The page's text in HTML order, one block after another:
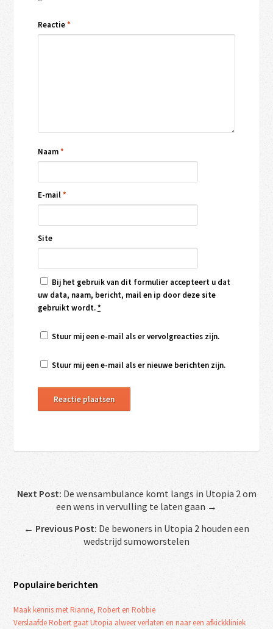
Reactie*
Naam*
E-mail*
Site
Bij het gebruik van dit formulier accepteert u dat
uw data, naam, bericht, mail en ip door deze site
gebruikt wordt.*
Stuur mij een e-mail als er vervolgreacties zijn.
Stuur mij een e-mail als er nieuwe berichten zijn.
Next Post: De wensambulance komt langs in Utopia 2 om
een wens in vervulling te laten gaan →
← Previous Post: De bewoners in Utopia 2 houden een
wedstrijd sumoworstelen
Populaire berichten
Maak kennis met Rianne, Robert en Robbie
Verslaafde Robert gaat Utopia alweer verlaten en naar een afkickkliniek